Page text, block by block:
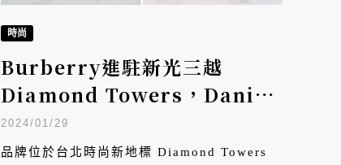
時尚
Burberry進駐新光三越
Diamond Towers，Daniel
Lee以新包款、格紋與玩色創意
展現新季風采
2024/01/29
品牌位於台北時尚新地標 Diamond Towers